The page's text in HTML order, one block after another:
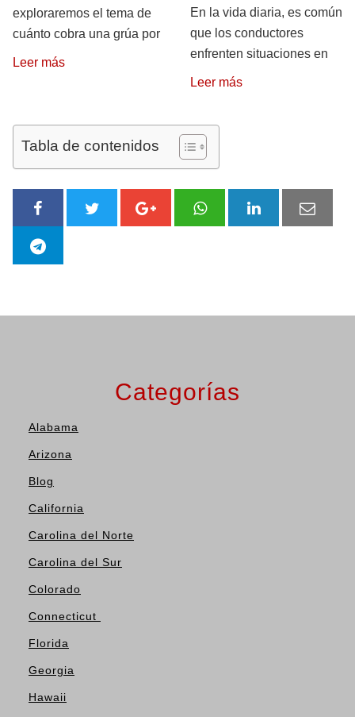
exploraremos el tema de
cuánto cobra una grúa por
Leer más
En la vida diaria, es común
que los conductores
enfrenten situaciones en
Leer más
Tabla de contenidos
Categorías
Alabama
Arizona
Blog
California
Carolina del Norte
Carolina del Sur
Colorado
Connecticut
Florida
Georgia
Hawaii